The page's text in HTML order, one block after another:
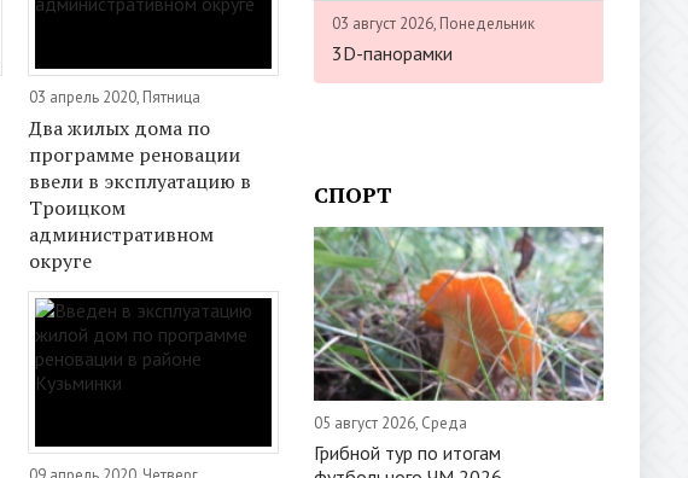
03 апрель 2020, Пятница
Два жилых дома по
программе реновации
ввели в эксплуатацию в
Троицком
административном
округе
03 август 2026, Понедельник
3D-панорамки
СПОРТ
05 август 2026, Среда
Грибной тур по итогам